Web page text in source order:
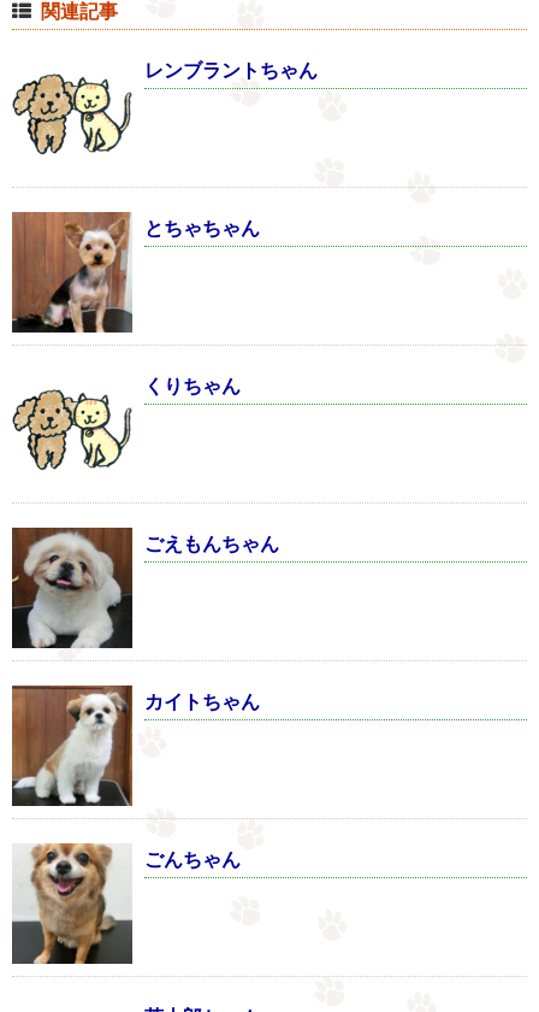
関連記事
レンブラントちゃん
とちゃちゃん
くりちゃん
ごえもんちゃん
カイトちゃん
ごんちゃん